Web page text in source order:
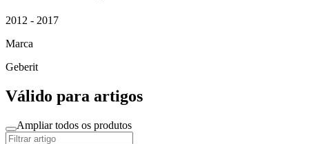
2012 - 2017
Marca
Geberit
Válido para artigos
Ampliar todos os produtos